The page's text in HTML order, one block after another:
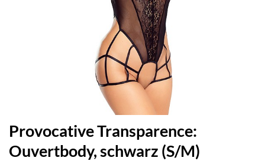
Provocative Transparence:
Ouvertbody, schwarz (S/M)